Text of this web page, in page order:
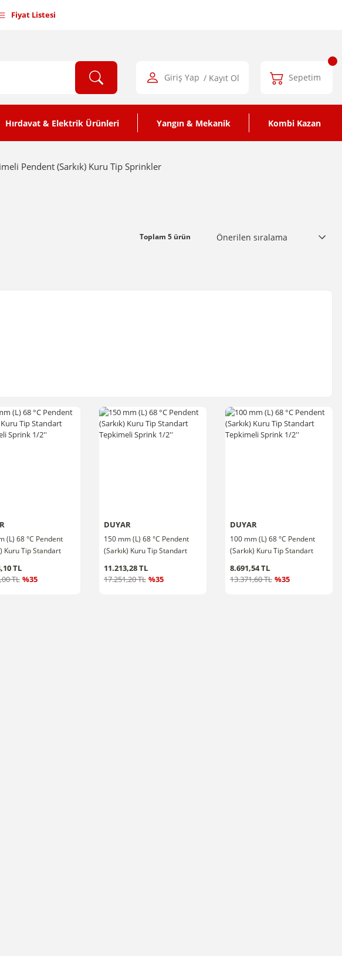
Fiyat Listesi
Giriş Yap / Kayıt Ol Sepetim
Hırdavat & Elektrik Ürünleri Yangın & Mekanik Kombi Kazan
Pendent (Sarkık) Kuru Tip Sprinkler
Toplam 5 ürün
(L) 68 °C Pendent
Kuru Tip Standart
TL
TL %35
DUYAR
150 mm (L) 68 °C Pendent
(Sarkık) Kuru Tip Standart
11.213,28 TL
17.251,20 TL %35
DUYAR
100 mm (L) 68 °C Pendent
(Sarkık) Kuru Tip Standart
8.691,54 TL
13.371,60 TL %35